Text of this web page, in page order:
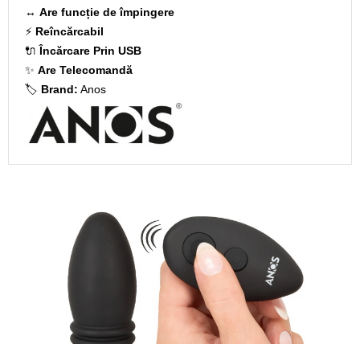
↔️ Are funcție de împingere
⚡ Reîncărcabil
🔌 Încărcare Prin USB
✨ Are Telecomandă
🏷️ Brand: Anos